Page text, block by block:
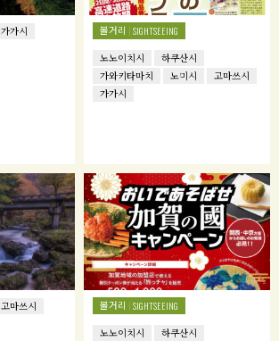
가가시 볼거리 SIGHTSEEING
노노이치시
하쿠산시
가와키타마치
노미시
고마쓰시
가가시
고마쓰시 볼거리 SIGHTSEEING
노노이치시
하쿠산시